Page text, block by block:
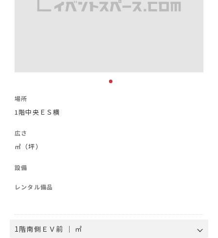
場所
1階中央ＥＳ横
広さ
㎡（坪）
設備
レンタル備品
1階南側ＥＶ前 ｜ ㎡